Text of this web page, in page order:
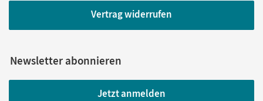
Vertrag widerrufen
Newsletter abonnieren
Jetzt anmelden